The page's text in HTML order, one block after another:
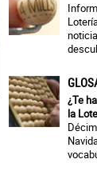
¿Te
la